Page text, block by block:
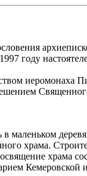
году
иеромонаха
маленьком
храма.
храма
Кемеровской